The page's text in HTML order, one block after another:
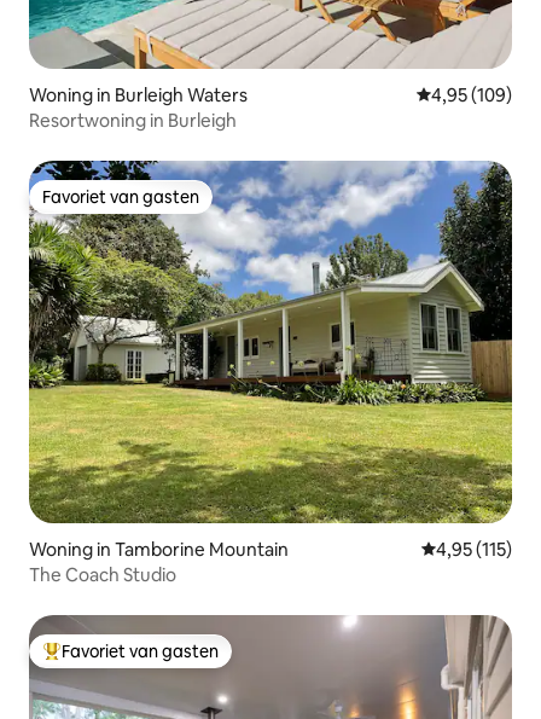
Woning in Burleigh Waters Gemiddelde
4,95 (109)
Resortwoning in Burleigh
Favoriet van gasten
Favoriet van gasten
Woning in Tamborine Mountain Gemiddelde
4,95 (115)
The Coach Studio
Topfavoriet van gasten
Favoriet van gasten